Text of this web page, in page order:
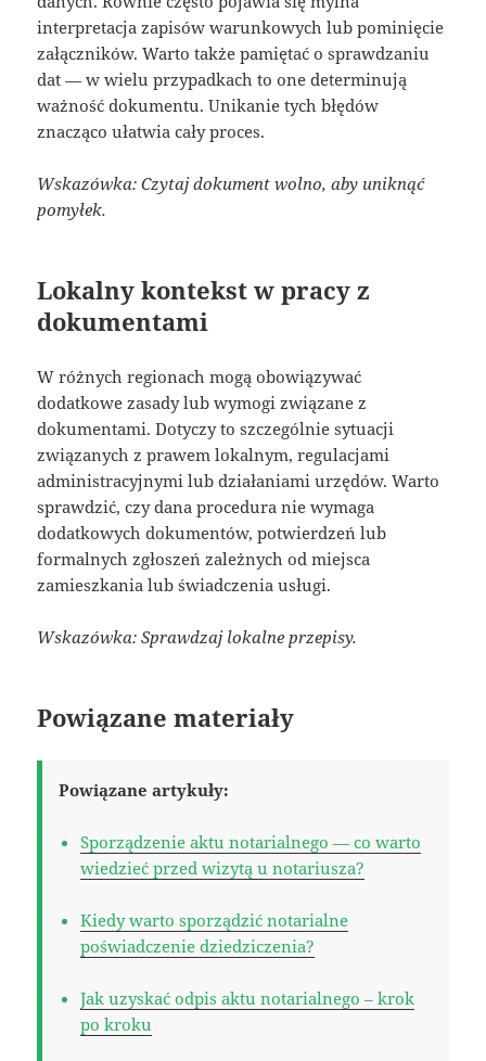
interpretacja zapisów warunkowych lub pominięcie
załączników. Warto także pamiętać o sprawdzaniu
dat — w wielu przypadkach to one determinują
ważność dokumentu. Unikanie tych błędów
znacząco ułatwia cały proces.
Wskazówka: Czytaj dokument wolno, aby uniknąć
pomyłek.
Lokalny kontekst w pracy z
dokumentami
W różnych regionach mogą obowiązywać
dodatkowe zasady lub wymogi związane z
dokumentami. Dotyczy to szczególnie sytuacji
związanych z prawem lokalnym, regulacjami
administracyjnymi lub działaniami urzędów. Warto
sprawdzić, czy dana procedura nie wymaga
dodatkowych dokumentów, potwierdzeń lub
formalnych zgłoszeń zależnych od miejsca
zamieszkania lub świadczenia usługi.
Wskazówka: Sprawdzaj lokalne przepisy.
Powiązane materiały
Powiązane artykuły:
Sporządzenie aktu notarialnego — co warto
wiedzieć przed wizytą u notariusza?
Kiedy warto sporządzić notarialne
poświadczenie dziedziczenia?
Jak uzyskać odpis aktu notarialnego – krok
po kroku